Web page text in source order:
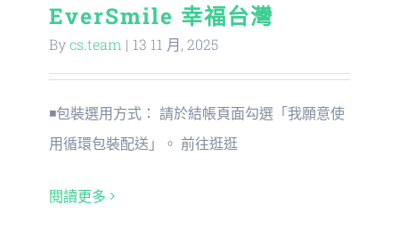
關於配客嘉
EverSmile 幸福台灣
Bycs.team | 13 11 月, 2025
◾包裝選用方式： 請於結帳頁面勾選「我願意使
用循環包裝配送」。 前往逛逛
閱讀更多